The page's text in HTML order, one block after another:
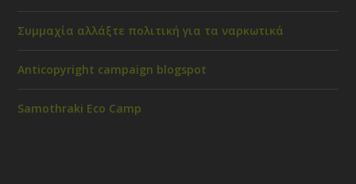
Συμμαχία αλλάξτε πολιτική για τα ναρκωτικά
Anticopyright campaign blogspot
Samothraki Eco Camp